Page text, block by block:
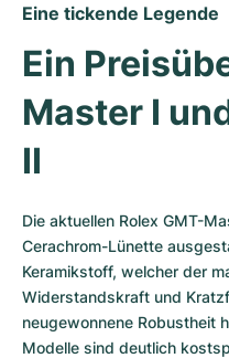
Eine tickende Legende
Ein
Master I
II
Die aktuellen Rolex GMT-
Cerachrom-Lünette
Keramikstoff, welcher der
Widerstandskraft und
neugewonnene Robustheit
Modelle sind deutlich